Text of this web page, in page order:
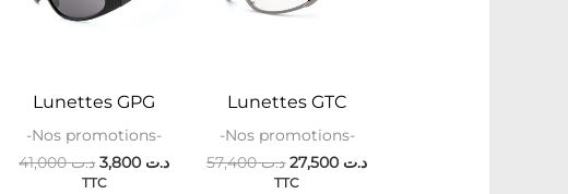
Lunettes GPG
-Nos promotions-
د.ت41,000 د.ت
TTC
Lunettes GTC
-Nos promotions-
د.ت57,400 د.ت
TTC